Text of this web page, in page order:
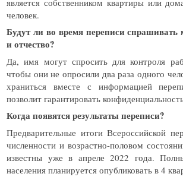
человек.
Будут ли во время переписи
и отчество?
Да, имя могут спросить для контроля
чтобы они не опросили два раза одного
храниться вместе с информацией
позволит гарантировать
Когда появятся результаты переписи?
Предварительные итоги Всероссийской
численности и возрастно-половом
известны уже в апреле 2022 года.
населения планируется опубликовать в 4